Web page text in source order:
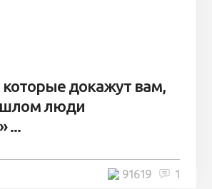
которые докажут вам,
люди
...
1
91619